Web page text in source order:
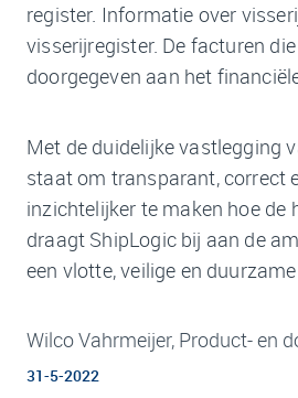
register. Informatie over
visserijregister. De facturen
doorgegeven aan het
Met de duidelijke vastlegging
staat om transparant, correct
inzichtelijker te maken hoe de
draagt ShipLogic bij aan de
een vlotte, veilige en
Wilco Vahrmeijer, Product- en
31-5-2022